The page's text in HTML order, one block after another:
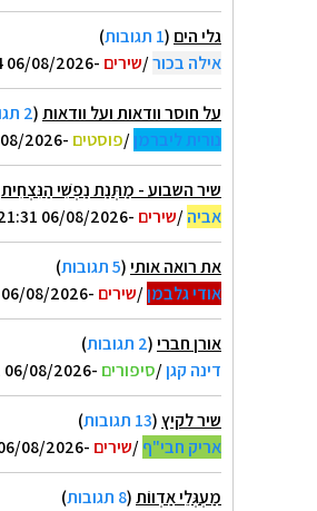
גלי הים (1 תגובות
)
אילה בכור/שירים -06/08/2026 23:14
על חוסר וודאות ועל וודאות(2 תגובות
נורית ליברמן/פוסטים -06/08/2026 21:32
שיר השבוע - מַתְּנַת נַפְשִׁי הַנִּצְחִית
אביה/שירים -06/08/2026 21:31
את רואה אותי(5 תגובות
)
אודי גלבמן/שירים -06/08/2026 21:01
אורן חברי(2 תגובות
)
דינה קגן/סיפורים -06/08/2026 16:01
שיר לקיץ(13 תגובות
)
אריק חבי"ף/שירים -06/08/2026 15:18
מַעְגְּלֵי אַדְווֹת(8 תגובות
)